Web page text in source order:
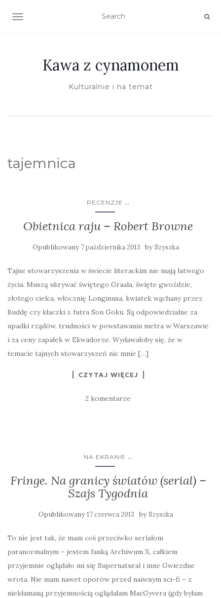
TOGGLE NAVIGATION
Kawa z cynamonem
Kulturalnie i na temat
tajemnica
RECENZJE ...
Obietnica raju – Robert Browne
Opublikowany 7 października 2013 bySzyszka
Tajne stowarzyszenia w świecie literackim nie mają łatwego
życia. Muszą ukrywać świętego Graala, święte gwoździe,
złotego cielca, włócznię Longinusa, kwiatek wąchany przez
Buddę czy kłaczki z futra Son Goku. Są odpowiedzialne za
upadki rządów, trudności w powstawaniu metra w Warszawie
i za ceny zapałek w Ekwadorze. Wydawałoby się, że w
temacie tajnych stowarzyszeń nic mnie […]
CZYTAJ WIĘCEJ
2 komentarze
NA EKRANIE ...
Fringe. Na granicy światów (serial) –
Szajs Tygodnia
Opublikowany17 czerwca 2013 bySzyszka
To nie jest tak, że mam coś przeciwko serialom
paranormalnym – jestem fanką Archiwum X, całkiem
przyjemnie oglądało mi się Supernatural i inne Gwiezdne
wrota. Nie mam nawet oporów przed naiwnym sci-fi – z
niekłamaną przyjemnością oglądałam MacGyvera (gdy byłam